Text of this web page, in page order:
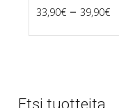
33,90€ – 39,90€
Etsi tuotteita